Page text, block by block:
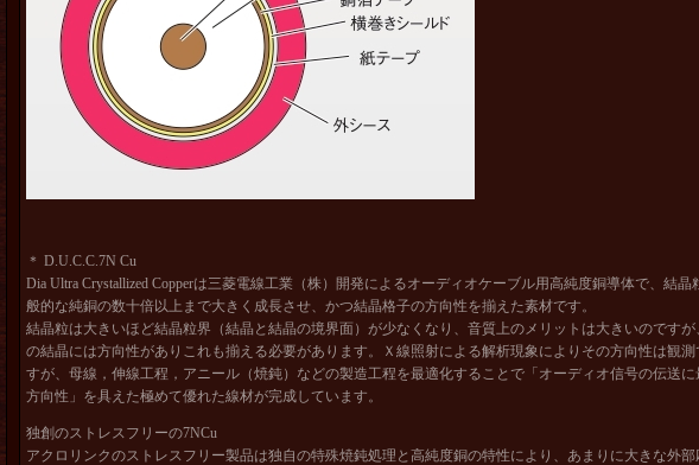
＊ D.U.C.C.7N Cu
Dia Ultra Crystallized Copperは三菱電線工業（株）開発によるオーディオケーブル用高純度銅導体で、結晶
般的な純銅の数十倍以上まで大きく成長させ、かつ結晶格子の方向性を揃えた素材です。
結晶粒は大きいほど結晶粒界（結晶と結晶の境界面）が少なくなり、音質上のメリットは大きいのですが
の結晶には方向性がありこれも揃える必要があります。Ｘ線照射による解析現象によりその方向性は観測
すが、母線，伸線工程，アニール（焼鈍）などの製造工程を最適化することで「オーディオ信号の伝送に
方向性」を具えた極めて優れた線材が完成しています。
独創のストレスフリーの7NCu
アクロリンクのストレスフリー製品は独自の特殊焼鈍処理と高純度銅の特性により、あまりに大きな外部